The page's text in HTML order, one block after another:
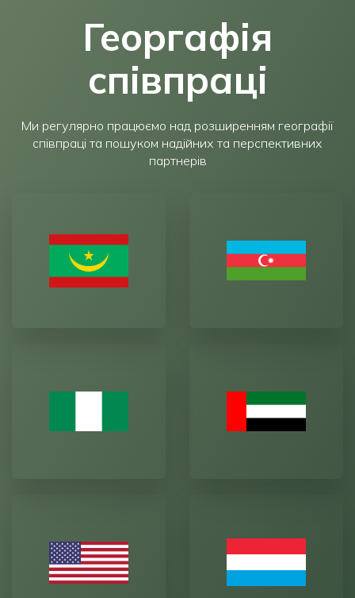
Георгафія
співпраці
Ми регулярно працюємо над розширенням географії
співпраці та пошуком надійних та перспективних
партнерів